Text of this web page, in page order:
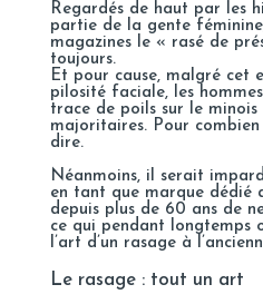
Regardés de haut par les
partie de la gente
magazines le « rasé de
toujours.
Et pour cause, malgré cet
pilosité faciale, les
trace de poils sur le minois
majoritaires. Pour
dire.
Néanmoins, il serait
en tant que marque dédié
depuis plus de 60 ans de
ce qui pendant longtemps
l’art d’un rasage à
Le rasage : tout un art